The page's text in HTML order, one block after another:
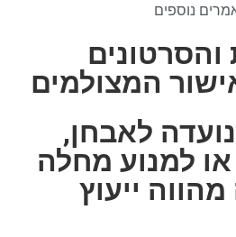
נוספים
המצולמים
לאבחן,
למנוע מחלה
ייעוץ